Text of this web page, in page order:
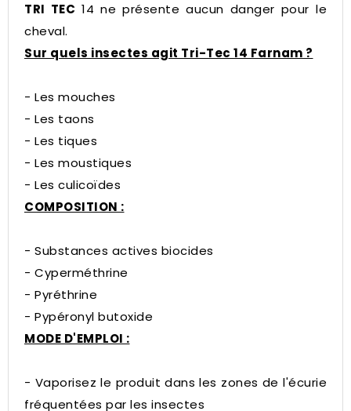
TRI TEC 14 ne présente aucun danger pour le
cheval.
Sur quels insectes agit Tri-Tec 14 Farnam ?
- Les mouches
- Les taons
- Les tiques
- Les moustiques
- Les culicoïdes
COMPOSITION :
- Substances actives biocides
- Cyperméthrine
- Pyréthrine
- Pypéronyl butoxide
MODE D'EMPLOI :
- Vaporisez le produit dans les zones de l'écurie
fréquentées par les insectes